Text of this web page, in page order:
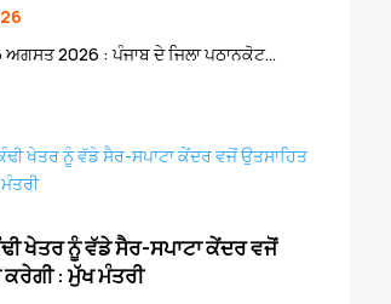
2026 : ਪੰਜਾਬ ਦੇ ਜਿਲਾ ਪਠਾਨਕੋਟ...
ਖੇਤਰ ਨੂੰ ਵੱਡੇ ਸੈਰ-ਸਪਾਟਾ ਕੇਂਦਰ ਵਜੋਂ
ਕਰੇਗੀ : ਮੁੱਖ ਮੰਤਰੀ